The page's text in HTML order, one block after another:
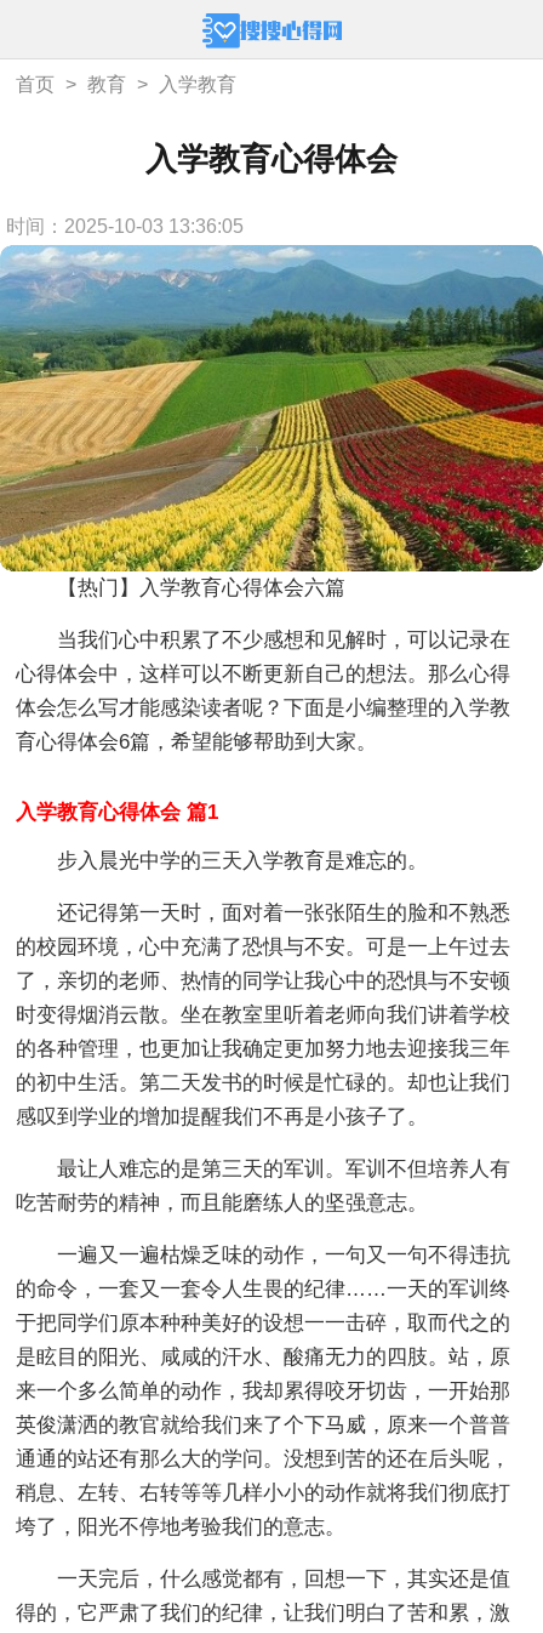
首页 > 教育 > 入学教育
入学教育心得体会
时间：2025-10-03 13:36:05
【热门】入学教育心得体会六篇
当我们心中积累了不少感想和见解时，可以记录在
心得体会中，这样可以不断更新自己的想法。那么心得
体会怎么写才能感染读者呢？下面是小编整理的入学教
育心得体会6篇，希望能够帮助到大家。
入学教育心得体会 篇1
步入晨光中学的三天入学教育是难忘的。
还记得第一天时，面对着一张张陌生的脸和不熟悉
的校园环境，心中充满了恐惧与不安。可是一上午过去
了，亲切的老师、热情的同学让我心中的恐惧与不安顿
时变得烟消云散。坐在教室里听着老师向我们讲着学校
的各种管理，也更加让我确定更加努力地去迎接我三年
的初中生活。第二天发书的时候是忙碌的。却也让我们
感叹到学业的增加提醒我们不再是小孩子了。
最让人难忘的是第三天的军训。军训不但培养人有
吃苦耐劳的精神，而且能磨练人的坚强意志。
一遍又一遍枯燥乏味的动作，一句又一句不得违抗
的命令，一套又一套令人生畏的纪律……一天的军训终
于把同学们原本种种美好的设想一一击碎，取而代之的
是眩目的阳光、咸咸的汗水、酸痛无力的四肢。站，原
来一个多么简单的动作，我却累得咬牙切齿，一开始那
英俊潇洒的教官就给我们来了个下马威，原来一个普普
通通的站还有那么大的学问。没想到苦的还在后头呢，
稍息、左转、右转等等几样小小的动作就将我们彻底打
垮了，阳光不停地考验我们的意志。
一天完后，什么感觉都有，回想一下，其实还是值
得的，它严肃了我们的纪律，让我们明白了苦和累，激